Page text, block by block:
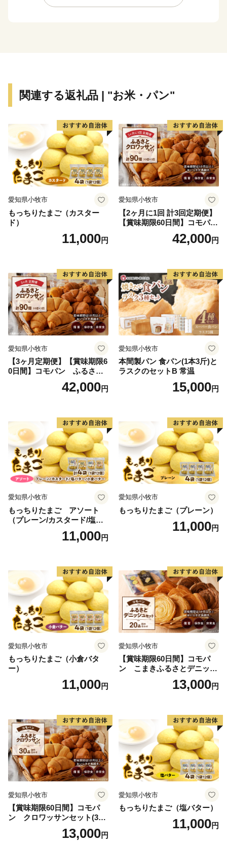
能、日本三大杜氏のひとつ南部杜氏、さき織り、ホーム
関連する返礼品 | "お米・パン"
愛知県小牧市
もっちりたまご（カスター
ド）
11,000円
愛知県小牧市
【2ヶ月に1回 計3回定期便】
【賞味期限60日間】コモパ
ン ふるさとクロワッサンセ
ット（計90個）／災害用備蓄
42,000円
愛知県小牧市
【3ヶ月定期便】【賞味期限6
0日間】コモパン ふるさと
クロワッサンセット（計90
個）／災害用備蓄 保存食 非
42,000円
愛知県小牧市
本間製パン 食パン(1本3斤)と
ラスクのセットB 常温
15,000円
愛知県小牧市
もっちりたまご アソート
（プレーン/カスタード/塩バ
ター/小倉バター）11,000円
愛知県小牧市
もっちりたまご（プレーン）
11,000円
愛知県小牧市
もっちりたまご（小倉バタ
ー）
11,000円
愛知県小牧市
【賞味期限60日間】コモパ
ン こまきふるさとデニッシ
ュセット（20個入り）／災害
用備蓄 保存食 非常食 防災グ
13,000円
愛知県小牧市
【賞味期限60日間】コモパ
ン クロワッサンセット(30
個入り)／災害用備蓄 保存食
非常食 防災グッズにも
13,000円
愛知県小牧市
もっちりたまご（塩バター）
11,000円